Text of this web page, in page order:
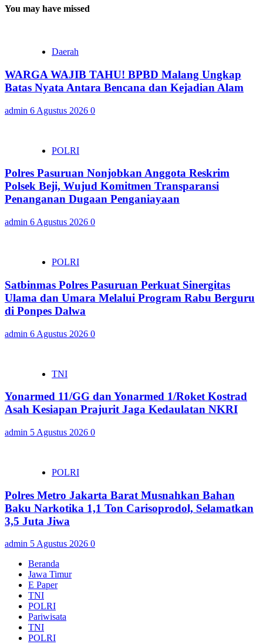
You may have missed
Daerah
WARGA WAJIB TAHU! BPBD Malang Ungkap
Batas Nyata Antara Bencana dan Kejadian Alam
admin 6 Agustus 2026 0
POLRI
Polres Pasuruan Nonjobkan Anggota Reskrim
Polsek Beji, Wujud Komitmen Transparansi
Penanganan Dugaan Penganiayaan
admin 6 Agustus 2026 0
POLRI
Satbinmas Polres Pasuruan Perkuat Sinergitas
Ulama dan Umara Melalui Program Rabu Berguru
di Ponpes Dalwa
admin 6 Agustus 2026 0
TNI
Yonarmed 11/GG dan Yonarmed 1/Roket Kostrad
Asah Kesiapan Prajurit Jaga Kedaulatan NKRI
admin 5 Agustus 2026 0
POLRI
Polres Metro Jakarta Barat Musnahkan Bahan
Baku Narkotika 1,1 Ton Carisoprodol, Selamatkan
3,5 Juta Jiwa
admin 5 Agustus 2026 0
Beranda
Jawa Timur
E Paper
TNI
POLRI
Pariwisata
TNI
POLRI